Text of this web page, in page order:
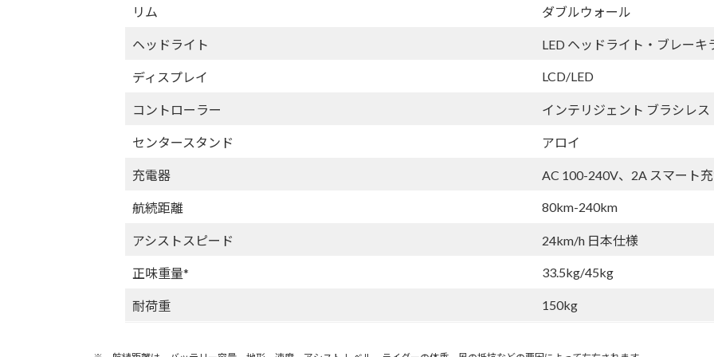
リム ダブルウォール
ヘッドライト LED ヘッドライト・ブレーキ
ディスプレイ LCD/LED
コントローラー インテリジェント ブラシレス
センタースタンド アロイ
充電器 AC 100-240V、2A スマート
航続距離 80km-240km
アシストスピード 24km/h 日本仕様
正味重量* 33.5kg/45kg
耐荷重 150kg